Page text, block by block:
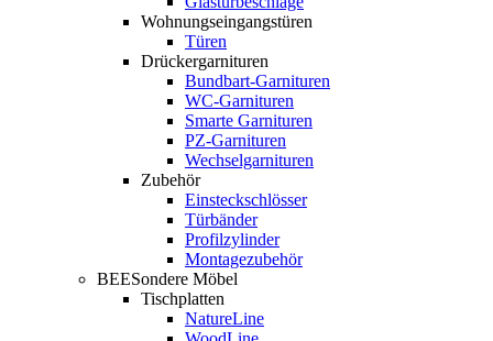
Wohnungseingangstüren
Türen
Drückergarnituren
Bundbart-Garnituren
WC-Garnituren
Smarte Garnituren
PZ-Garnituren
Wechselgarnituren
Zubehör
Einsteckschlösser
Türbänder
Profilzylinder
Montagezubehör
BEESondere Möbel
Tischplatten
NatureLine